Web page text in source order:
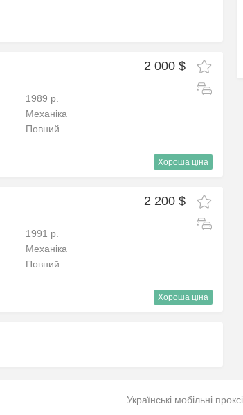
2 000 $
1989 р.
Механіка
Повний
Хороша ціна
2 200 $
1991 р.
Механіка
Повний
Хороша ціна
Українські мобільні проксі